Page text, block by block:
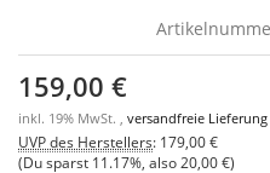
159,00 €
inkl. 19% MwSt. , versandfreie Lieferung
UVP des Herstellers: 179,00 €
(Du sparst 11.17% , also 20,00 €)